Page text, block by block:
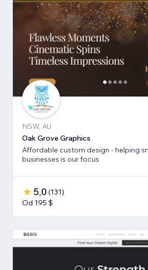
NSW, AU
Oak Grove Graphics
Affordable custom design - helping
businesses is our focus
5,0 (131)
Od 195 $